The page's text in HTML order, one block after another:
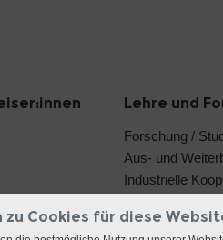
Lehre und
Forschung /
Aus- und
Industrielle
zu Cookies für diese